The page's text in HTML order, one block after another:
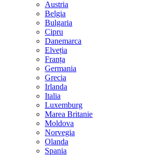
Austria
Belgia
Bulgaria
Cipru
Danemarca
Elveția
Franța
Germania
Grecia
Irlanda
Italia
Luxemburg
Marea Britanie
Moldova
Norvegia
Olanda
Spania